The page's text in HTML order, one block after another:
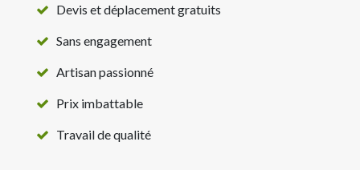
Devis et déplacement gratuits
Sans engagement
Artisan passionné
Prix imbattable
Travail de qualité